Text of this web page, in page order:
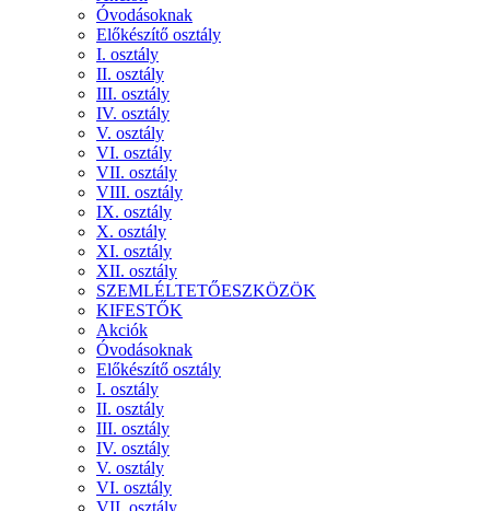
Óvodásoknak
Előkészítő osztály
I. osztály
II. osztály
III. osztály
IV. osztály
V. osztály
VI. osztály
VII. osztály
VIII. osztály
IX. osztály
X. osztály
XI. osztály
XII. osztály
SZEMLÉLTETŐESZKÖZÖK
KIFESTŐK
Akciók
Óvodásoknak
Előkészítő osztály
I. osztály
II. osztály
III. osztály
IV. osztály
V. osztály
VI. osztály
VII. osztály